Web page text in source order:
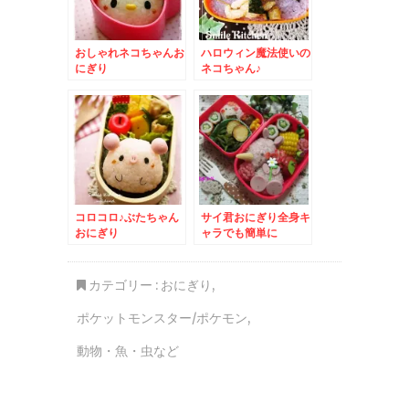
おしゃれネコちゃんお
にぎり
ハロウィン魔法使いの
ネコちゃん♪
コロコロ♪ぶたちゃん
おにぎり
サイ君おにぎり全身キ
ャラでも簡単に
カテゴリー : おにぎり ,
ポケットモンスター/ポケモン,
動物・魚・虫など